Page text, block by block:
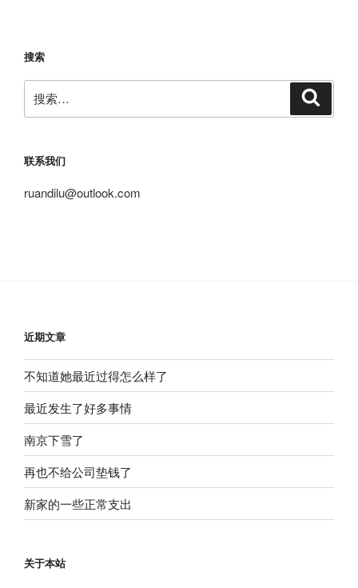
搜索
索：
联系我们
ruandilu@outlook.com
近期文章
不知道她最近过得怎么样了
最近发生了好多事情
南京下雪了
再也不给公司垫钱了
新家的一些正常支出
关于本站